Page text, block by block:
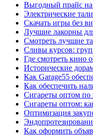
Выгодный прайс
Электрические
Скачать игры без
Лучшие лакорны
Смотреть лучшие
Сливы курсов:
Где смотреть кино
Исторические
Как Garage55
Как обеспечить
Сигареты оптом
Сигареты оптом:
Оптимизация
Как оформить